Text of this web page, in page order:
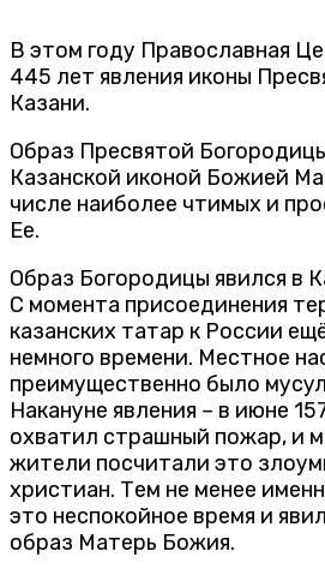
В этом году Православная
445 лет явления иконы
Казани.
Образ Пресвятой
Казанской иконой Божией
числе наиболее чтимых и
Ее.
Образ Богородицы явился в
С момента присоединения
казанских татар к России
немного времени. Местное
преимущественно было
Накануне явления – в июне
охватил страшный пожар, и
жители посчитали это
христиан. Тем не менее
это неспокойное время и
образ Матерь Божия.